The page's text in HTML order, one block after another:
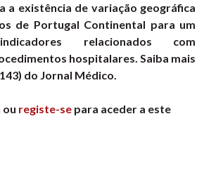
a existência de variação geográfica
de Portugal Continental para um
relacionados com
hospitalares. Saiba mais
do Jornal Médico.
ou registe-se para aceder a este